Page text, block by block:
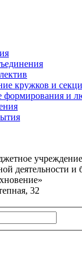
кружков и
и
деятельности и
32